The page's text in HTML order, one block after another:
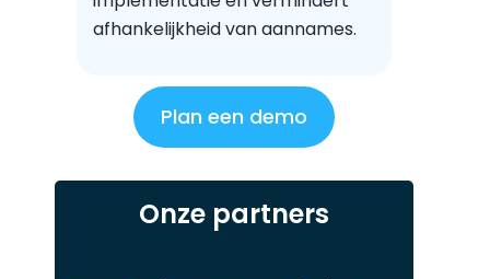
afhankelijkheid van aannames.
Plan een demo
Onze partners